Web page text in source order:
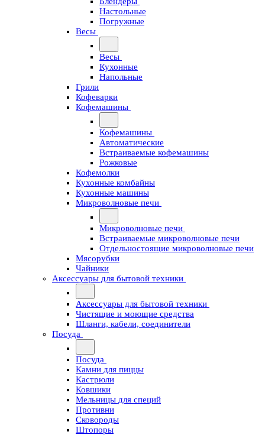
Настольные
Погружные
Весы
Весы
Кухонные
Напольные
Грили
Кофеварки
Кофемашины
Кофемашины
Автоматические
Встраиваемые кофемашины
Рожковые
Кофемолки
Кухонные комбайны
Кухонные машины
Микроволновые печи
Микроволновые печи
Встраиваемые микроволновые печи
Отдельностоящие микроволновые печи
Мясорубки
Чайники
Аксессуары для бытовой техники
Аксессуары для бытовой техники
Чистящие и моющие средства
Шланги, кабели, соединители
Посуда
Посуда
Камни для пиццы
Кастрюли
Ковшики
Мельницы для специй
Противни
Сковороды
Штопоры